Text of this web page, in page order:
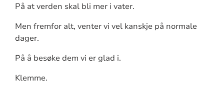
På at verden skal bli mer i vater.
Men fremfor alt, venter vi vel kanskje på normale
dager.
På å besøke dem vi er glad i.
Klemme.